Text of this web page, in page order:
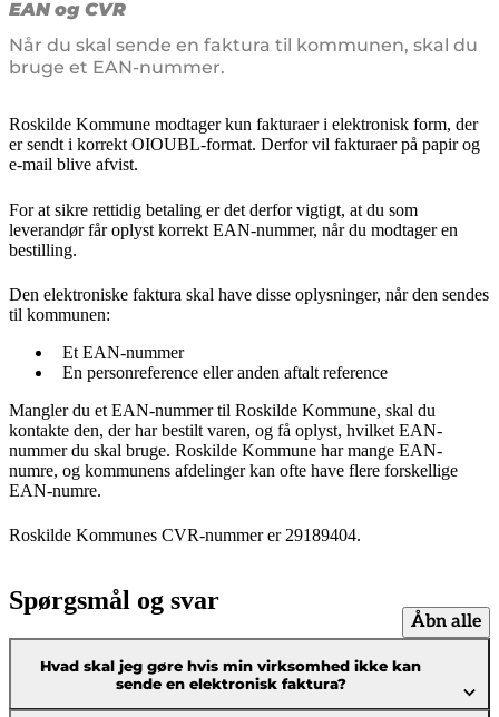
EAN og CVR
Når du skal sende en faktura til kommunen, skal du
bruge et EAN-nummer.
senest opdateret 19. august 2025
Roskilde Kommune modtager kun fakturaer i elektronisk form, der
er sendt i korrekt OIOUBL-format. Derfor vil fakturaer på papir og
e-mail blive afvist.
For at sikre rettidig betaling er det derfor vigtigt, at du som
leverandør får oplyst korrekt EAN-nummer, når du modtager en
bestilling.
Den elektroniske faktura skal have disse oplysninger, når den sendes
til kommunen:
Et EAN-nummer
En personreference eller anden aftalt reference
Mangler du et EAN-nummer til Roskilde Kommune, skal du
kontakte den, der har bestilt varen, og få oplyst, hvilket EAN-
nummer du skal bruge. Roskilde Kommune har mange EAN-
numre, og kommunens afdelinger kan ofte have flere forskellige
EAN-numre.
Roskilde Kommunes CVR-nummer er 29189404.
Spørgsmål og svar
Åbn alle
Hvad skal jeg gøre hvis min virksomhed ikke kan
sende en elektronisk faktura?